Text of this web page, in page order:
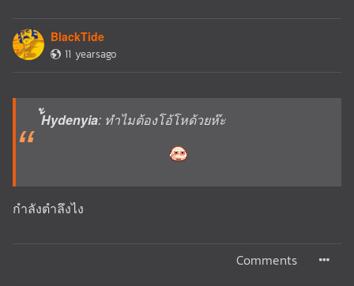
BlackTide
11 yearsago
้ัHydenyia: ทำไมต้องโอ้โหด้วยห๊ะ
กำลังตำลึงไง
Comments